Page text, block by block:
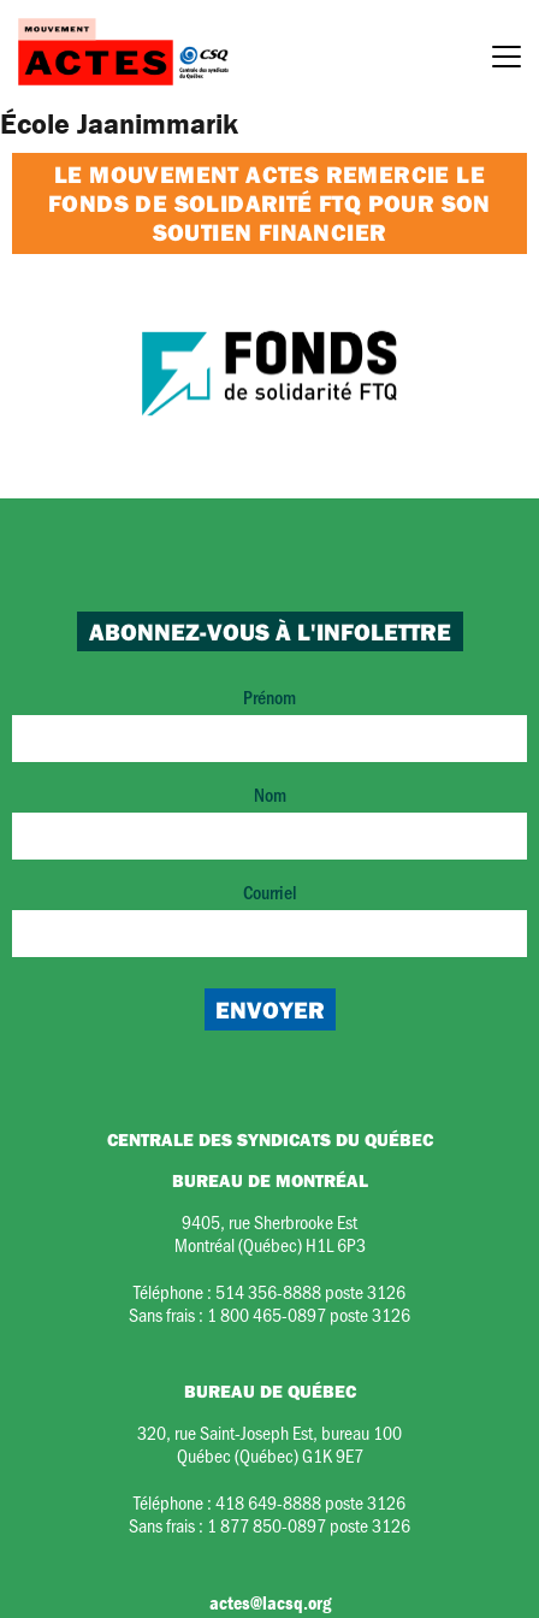
Passer
contenu
École Jaanimmarik
LE MOUVEMENT ACTES REMERCIE LE
FONDS DE SOLIDARITÉ FTQ POUR SON
SOUTIEN FINANCIER
ABONNEZ-VOUS À L'INFOLETTRE
Prénom
Nom
Courriel
CENTRALE DES SYNDICATS DU QUÉBEC
BUREAU DE MONTRÉAL
9405, rue Sherbrooke Est
Montréal (Québec) H1L 6P3
Téléphone : 514 356-8888 poste 3126
Sans frais : 1 800 465-0897 poste 3126
BUREAU DE QUÉBEC
320, rue Saint-Joseph Est, bureau 100
Québec (Québec) G1K 9E7
Téléphone :418 649-8888 poste 3126
Sans frais : 1 877 850-0897 poste 3126
actes@lacsq.org